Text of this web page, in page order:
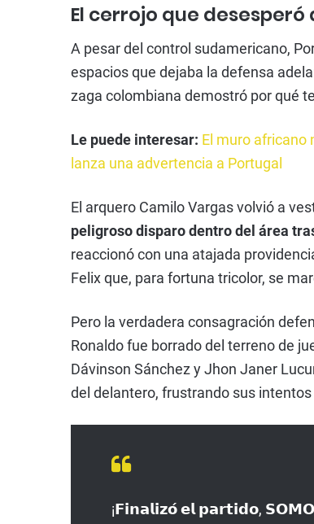
El cerrojo que
A pesar del control sudamericano,
espacios que dejaba la defensa
zaga colombiana demostró por qué
Le puede interesar: El muro africano
lanza una advertencia a Portugal
El arquero Camilo Vargas volvió a
peligroso disparo dentro del área
reaccionó con una atajada
Felix que, para fortuna tricolor, se
Pero la verdadera consagración
Ronaldo fue borrado del terreno de
Dávinson Sánchez y Jhon Janer
del delantero, frustrando sus
¡𝗙𝗶𝗻𝗮𝗹𝗶𝘇𝗼́ 𝗲𝗹 𝗽𝗮𝗿𝘁𝗶𝗱𝗼,